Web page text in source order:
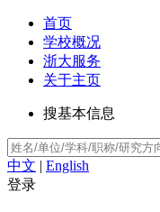
首页
学校概况
浙大服务
关于主页
搜基本信息
中文 | English
登录